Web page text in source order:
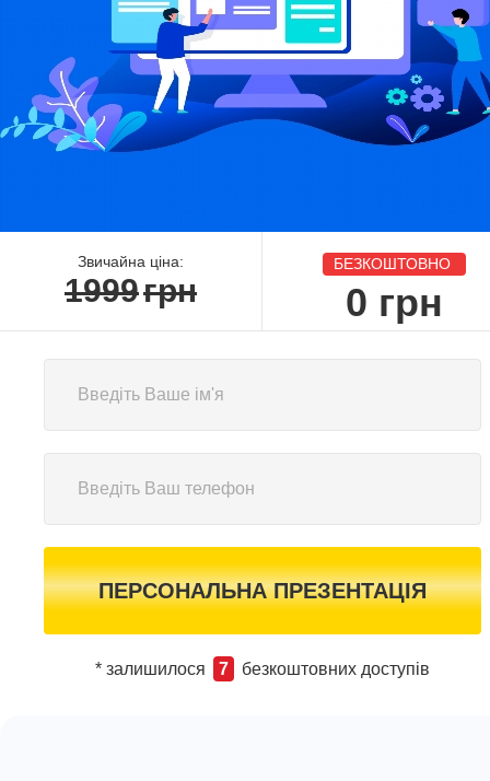
Звичайна ціна:
1999грн
БЕЗКОШТОВНО
0 грн
ПЕРСОНАЛЬНА ПРЕЗЕНТАЦІЯ
* залишилося 7 безкоштовних доступів